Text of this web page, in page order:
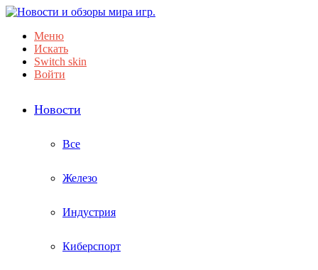
Меню
Искать
Switch skin
Войти
Новости
Все
Железо
Индустрия
Киберспорт